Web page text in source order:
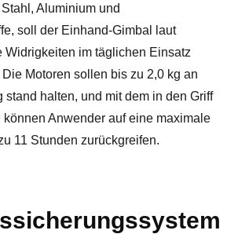
Aluminium und
soll der Einhand-Gimbal laut
Widrigkeiten im täglichen Einsatz
Motoren sollen bis zu 2,0 kg an
stand halten, und mit dem in den Griff
können Anwender auf eine maximale
11 Stunden zurückgreifen.